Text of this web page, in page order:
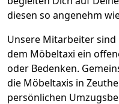
diesen so angenehm
Unsere Mitarbeiter
dem Möbeltaxi ein
oder Bedenken.
die Möbeltaxis in
persönlichen